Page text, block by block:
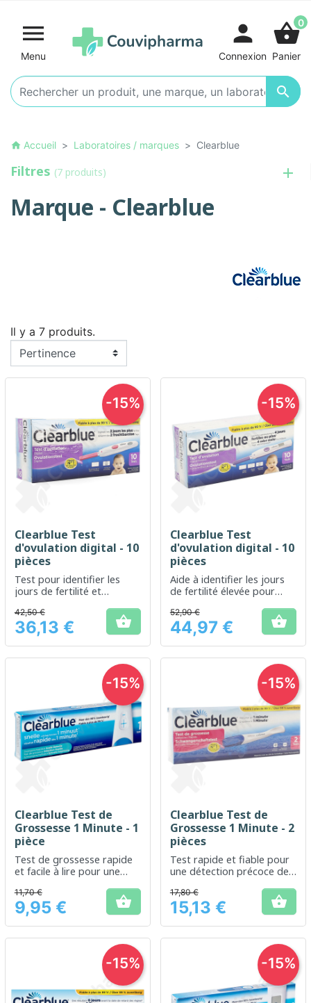

Menu

person
Connexion
shopping_basket0
Panier
home Accueil Laboratoires / marques Clearblue
Filtres (7 produits)
Marque - Clearblue
Il y a 7 produits.
Clearblue Test
d'ovulation digital - 10
pièces
Test pour identifier les
jours de fertilité et
conception
Prix
42,50 €
36,13 € 
-15%
Clearblue Test
d'ovulation digital - 10
pièces
Aide à identifier les jours
de fertilité élevée pour
conception
Prix
52,90 €
44,97 € 
-15%
Clearblue Test de
Grossesse 1 Minute - 1
pièce
Test de grossesse rapide
et facile à lire pour une
Prix
11,70 €
9,95 € 
-15%
Clearblue Test de
Grossesse 1 Minute - 2
pièces
Test rapide et fiable pour
une détection précoce de
Prix
17,80 €
15,13 € 
-15%
-15% -15%